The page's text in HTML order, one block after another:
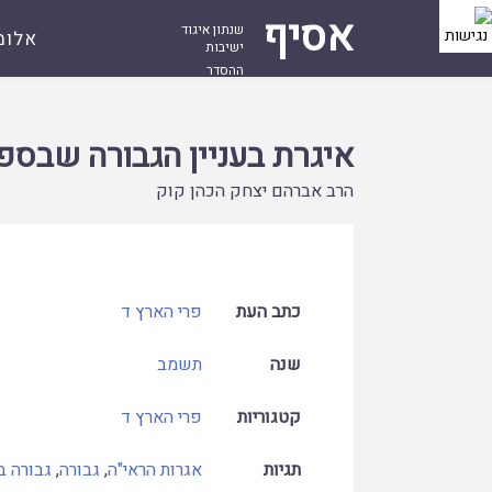
אסיף
שנתון איגוד
ישיבות
ההסדר
איגרת בעניין הגבורה
הרב אברהם יצחק הכהן קוק
כתב העת
פרי הארץ ד
שנה
תשמב
קטגוריות
פרי הארץ ד
תגיות
אגרות הראי"ה, גבורה,